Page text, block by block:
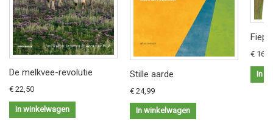
De melkvee-revolutie
€ 22,50
In winkelwagen
Stille aarde
€ 24,99
In winkelwagen
Fiep
€
In